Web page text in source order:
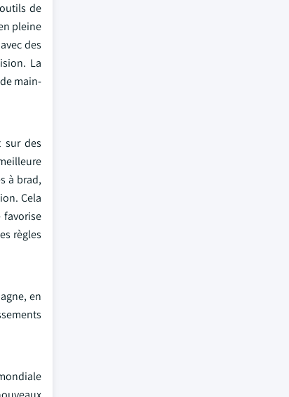
de
pleine
des
La
main-
sur des
à brad,
Cela
règles
en